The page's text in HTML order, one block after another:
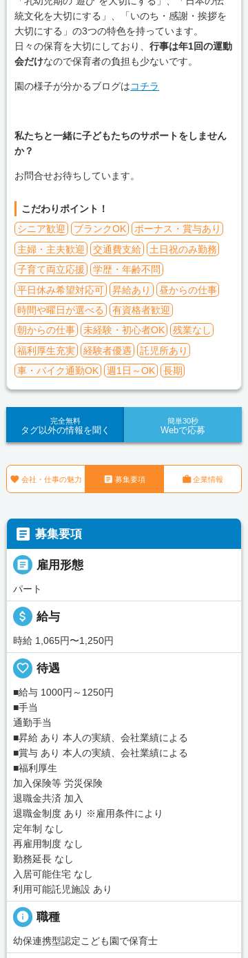
統文化を大切にする」、「いのち・感謝・挨拶を
大切にする」の3つの特色を持っています。
日々の保育を大切にしており、行事は年1回の運動
会だけなので保育者の負担も少ないです。
園の様子が分かるブログはコチラ
私たちと一緒に子どもたちのサポートをしません
か？
お問合せお待ちしています。
こだわりポイント！
シニア歓迎
ブランクOK
ボーナス・賞与あり
主婦・主夫歓迎
交通費支給
土日祝のみ勤務
子育て両立応援
学歴・年齢不問
平日休み希望対応可
昇給あり
昼からの仕事
時間や曜日が選べる
有資格者歓迎
朝からの仕事
未経験・初心者OK
残業なし
福利厚生充実
経験者優遇
託児所あり
車・バイク通勤OK
週1日～OK 長期
完全無料
タグ以外の情報を聞く
簡単30秒
Webで応募
 会社・仕事の魅力  募集要項 企業情報
 募集要項
 雇用形態
パート
attach_money 給与
時給 1,065円〜1,250円
favorite_border 待遇
■給与 1000円～1250円
■手当
通勤手当
■昇給 あり 本人の実績、会社業績による
■賞与 あり 本人の実績、会社業績による
■福利厚生
加入保険等 労災保険
退職金共済 加入
退職金制度 あり ※雇用条件により
定年制 なし
再雇用制度 なし
勤務延長 なし
入居可能住宅 なし
利用可能託児施設 あり
info 職種
幼保連携型認定こども園で保育士